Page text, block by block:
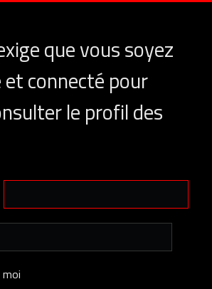
que vous soyez
connecté pour
le profil des